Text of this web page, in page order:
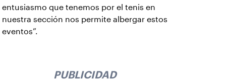
entusiasmo que tenemos por el tenis en
nuestra sección nos permite albergar estos
eventos”.
PUBLICIDAD